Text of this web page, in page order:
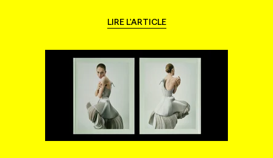
LIRE L'ARTICLE